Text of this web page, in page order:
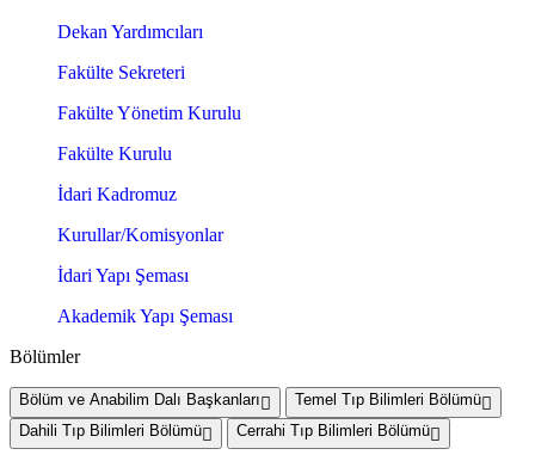
Dekan Yardımcıları
Fakülte Sekreteri
Fakülte Yönetim Kurulu
Fakülte Kurulu
İdari Kadromuz
Kurullar/Komisyonlar
İdari Yapı Şeması
Akademik Yapı Şeması
Bölümler
Bölüm ve Anabilim Dalı Başkanları
Temel Tıp Bilimleri Bölümü
Dahili Tıp Bilimleri Bölümü
Cerrahi Tıp Bilimleri Bölümü